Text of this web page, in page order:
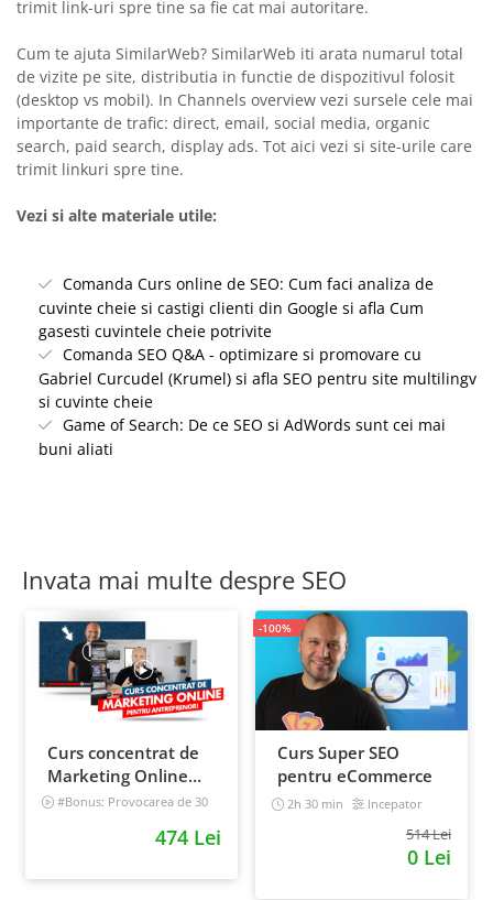
trimit link-uri spre tine sa fie cat mai autoritare.
Cum te ajuta SimilarWeb? SimilarWeb iti arata numarul total
de vizite pe site, distributia in functie de dispozitivul folosit
(desktop vs mobil). In Channels overview vezi sursele cele mai
importante de trafic: direct, email, social media, organic
search, paid search, display ads. Tot aici vezi si site-urile care
trimit linkuri spre tine.
Vezi si alte materiale utile:
Comanda Curs online de SEO: Cum faci analiza de
cuvinte cheie si castigi clienti din Google si afla Cum
gasesti cuvintele cheie potrivite
Comanda SEO Q&A - optimizare si promovare cu
Gabriel Curcudel (Krumel) si afla SEO pentru site multilingv
si cuvinte cheie
Game of Search: De ce SEO si AdWords sunt cei mai
buni aliati
Invata mai multe despre SEO
Curs concentrat de
Marketing Online
pentru antreprenori
#Bonus: Provocarea de 30
474 Lei
Curs Super SEO
pentru eCommerce
2h 30 min Incepator
514 Lei
0 Lei
-100%